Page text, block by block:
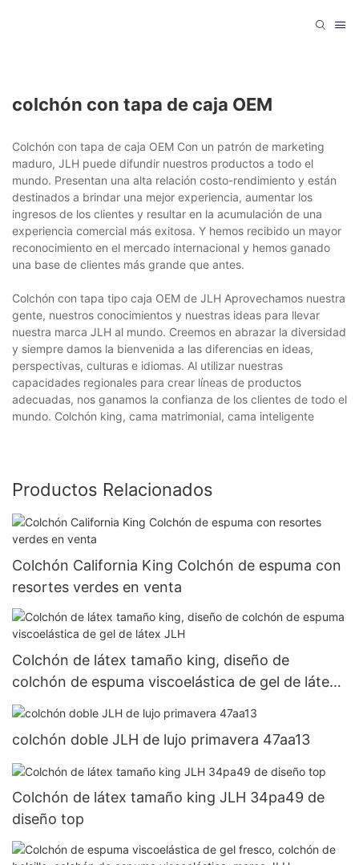
colchón con tapa de caja OEM
Colchón con tapa de caja OEM Con un patrón de marketing
maduro, JLH puede difundir nuestros productos a todo el
mundo. Presentan una alta relación costo-rendimiento y están
destinados a brindar una mejor experiencia, aumentar los
ingresos de los clientes y resultar en la acumulación de una
experiencia comercial más exitosa. Y hemos recibido un mayor
reconocimiento en el mercado internacional y hemos ganado
una base de clientes más grande que antes.
Colchón con tapa tipo caja OEM de JLH Aprovechamos nuestra
gente, nuestros conocimientos y nuestras ideas para llevar
nuestra marca JLH al mundo. Creemos en abrazar la diversidad
y siempre damos la bienvenida a las diferencias en ideas,
perspectivas, culturas e idiomas. Al utilizar nuestras
capacidades regionales para crear líneas de productos
adecuadas, nos ganamos la confianza de los clientes de todo el
mundo. Colchón king, cama matrimonial, cama inteligente
Productos Relacionados
Colchón California King Colchón de espuma con
resortes verdes en venta
Colchón de látex tamaño king, diseño de
colchón de espuma viscoelástica de gel de látex
JLH
colchón doble JLH de lujo primavera 47aa13
Colchón de látex tamaño king JLH 34pa49 de
diseño top